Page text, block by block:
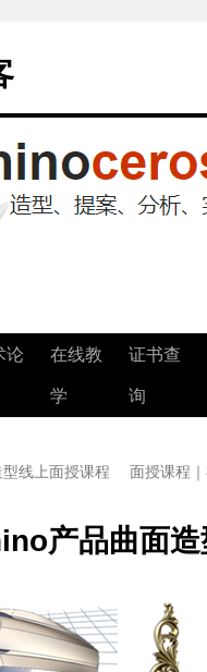
论 在线教
学
证书查
询
线上面授课程 面授课程
产品曲面